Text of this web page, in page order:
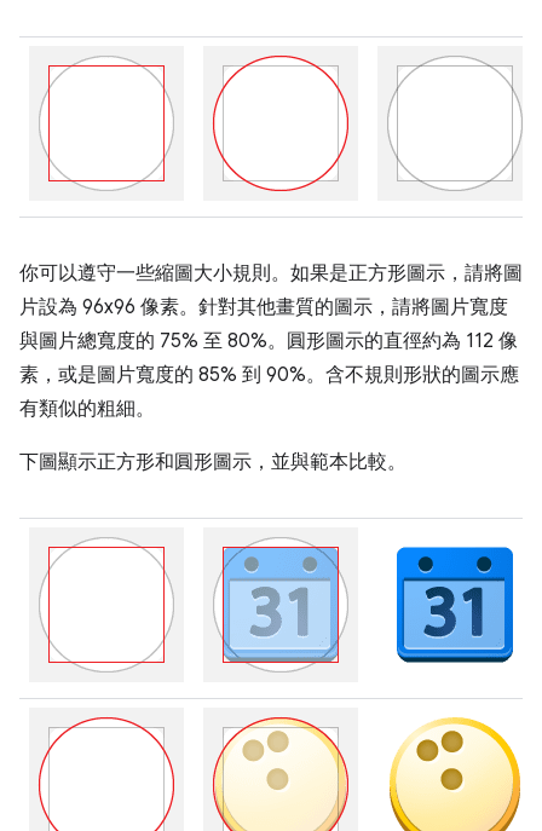
你可以遵守一些縮圖大小規則。如果是正方形圖示，請將圖
片設為 96x96 像素。針對其他畫質的圖示，請將圖片寬度
與圖片總寬度的 75% 至 80%。圓形圖示的直徑約為 112 像
素，或是圖片寬度的 85% 到 90%。含不規則形狀的圖示應
有類似的粗細。
下圖顯示正方形和圓形圖示，並與範本比較。